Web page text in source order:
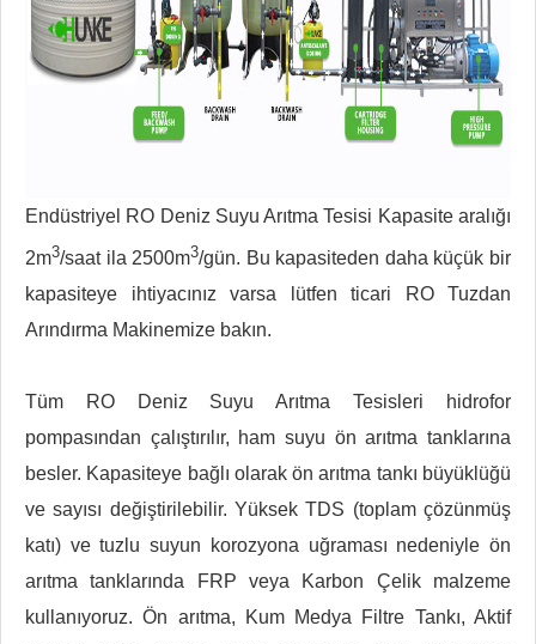
Endüstriyel RO Deniz Suyu Arıtma Tesisi Kapasite aralığı
2m3/saat ila 2500m3/gün. Bu kapasiteden daha küçük bir
kapasiteye ihtiyacınız varsa lütfen ticari RO Tuzdan
Arındırma Makinemize bakın.
Tüm RO Deniz Suyu Arıtma Tesisleri hidrofor
pompasından çalıştırılır, ham suyu ön arıtma tanklarına
besler. Kapasiteye bağlı olarak ön arıtma tankı büyüklüğü
ve sayısı değiştirilebilir. Yüksek TDS (toplam çözünmüş
katı) ve tuzlu suyun korozyona uğraması nedeniyle ön
arıtma tanklarında FRP veya Karbon Çelik malzeme
kullanıyoruz. Ön arıtma, Kum Medya Filtre Tankı, Aktif